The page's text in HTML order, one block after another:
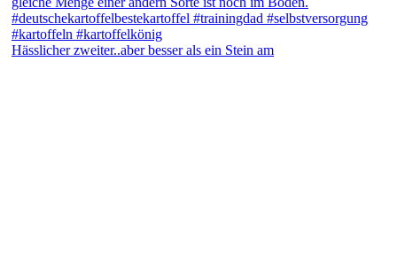
Hässlicher zweiter..aber besser als ein Stein am